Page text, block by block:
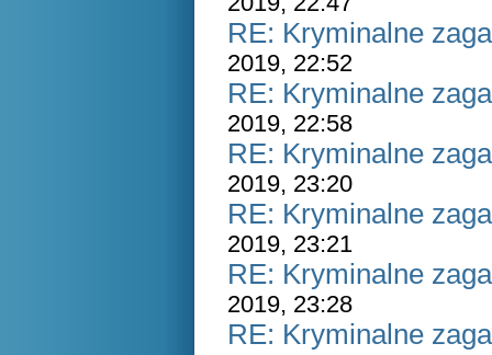
RE: Kryminalne
2019, 22:52
RE: Kryminalne
2019, 22:58
RE: Kryminalne
2019, 23:20
RE: Kryminalne
2019, 23:21
RE: Kryminalne
2019, 23:28
RE: Kryminalne